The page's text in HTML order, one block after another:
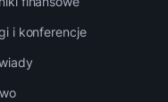
i konferencje